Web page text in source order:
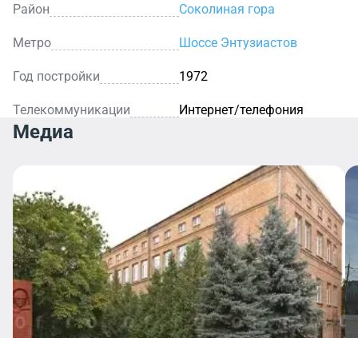
Район Соколиная гора
Метро Шоссе Энтузиастов
Год постройки 1972
Телекоммуникации Интернет/телефония
Медиа